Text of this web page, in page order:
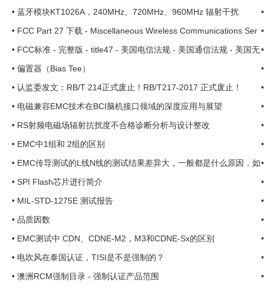
• 蓝牙模块KT1026A，240MHz、720MHz、960MHz 辐射干扰
• FCC Part 27 下载 - Miscellaneous Wireless Communications Ser
vices
• FCC标准 - 完整版 - title47 - 美国电信法规 - 美国通信法规 - 美国无
线法规 ...
• 偏置器（Bias Tee）
• 认监委发文：RB/T 214正式废止！RB/T217-2017 正式废止！
• 电磁兼容EMC技术在BCI脑机接口领域的深度应用与展望
• RS射频电磁场辐射抗扰度不合格诊断分析与设计整改
• EMC中1组和 2组的区别
• EMC传导测试的L线N线的测试结果差异大，一般都是什么原因，如
何规避呢？ ... ...
• SPI Flash芯片进行简介
• MIL-STD-1275E 测试报告
• 品质因数
• EMC测试中 CDN、CDNE-M2，M3和CDNE-Sx的区别
• 电吹风在泰国认证，TISI是不是强制的？
• 澳洲RCM强制目录 - 强制认证产品范围